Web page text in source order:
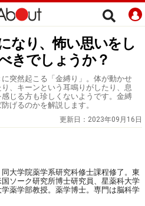
なり、怖い思いをし
きでしょうか？
に突然起こる「金縛り」。体が動かせ
、キーンという耳鳴りがしたり、息
じる方も珍しくないようです。金縛
げるのかを解説します。
更新日： 2023年09月16日
大学院薬学系研究科修士課程修了。東
ソーク研究所博士研究員、星薬科大学
薬学部教授。薬学博士。専門は脳科学